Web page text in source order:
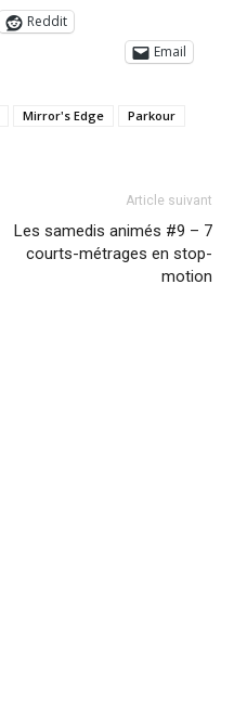
Reddit
Email
Mirror's Edge
Parkour
Article suivant
Les samedis animés #9 – 7
courts-métrages en stop-
motion